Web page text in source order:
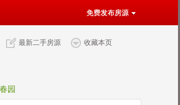
免费发布房源
最新二手房源 收藏本页
园